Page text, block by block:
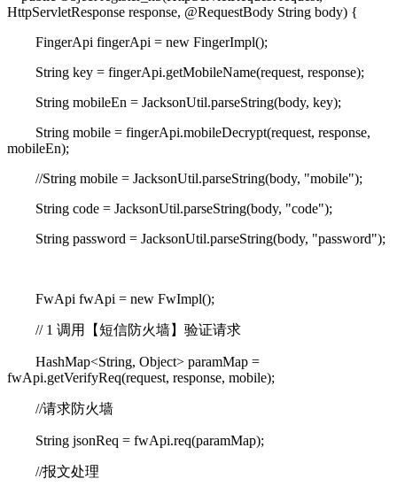
HttpServletResponse response, @RequestBody String body) {
FingerApi fingerApi = new FingerImpl();
String key = fingerApi.getMobileName(request, response);
String mobileEn = JacksonUtil.parseString(body, key);
String mobile = fingerApi.mobileDecrypt(request, response,
mobileEn);
//String mobile = JacksonUtil.parseString(body, "mobile");
String code = JacksonUtil.parseString(body, "code");
String password = JacksonUtil.parseString(body, "password");
FwApi fwApi = new FwImpl();
// 1 调用【短信防火墙】验证请求
HashMap<String, Object> paramMap =
fwApi.getVerifyReq(request, response, mobile);
//请求防火墙
String jsonReq = fwApi.req(paramMap);
//报文处理